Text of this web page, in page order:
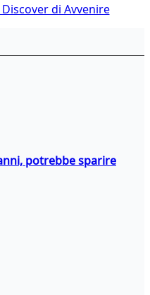
di Avvenire
potrebbe sparire